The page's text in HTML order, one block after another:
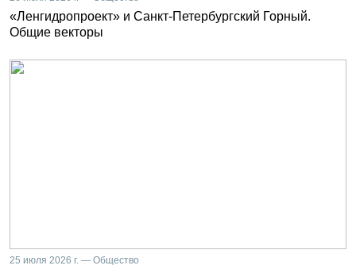
«Ленгидропроект» и Санкт-Петербургский Горный.
Общие векторы
25 июля 2026 г. — Общество